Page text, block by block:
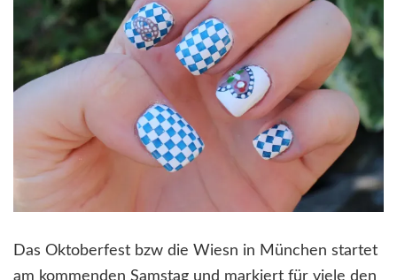
Das Oktoberfest bzw die Wiesn in München startet
am kommenden Samstag und markiert für viele den